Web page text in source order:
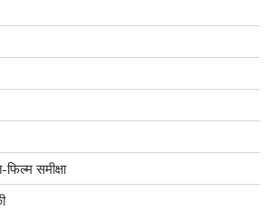
समीक्षा